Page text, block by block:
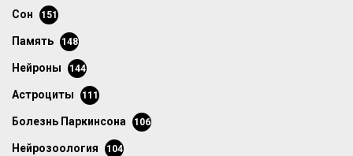
сон 151
память 148
нейроны 144
астроциты 111
болезнь Паркинсона 106
нейрозоология 104